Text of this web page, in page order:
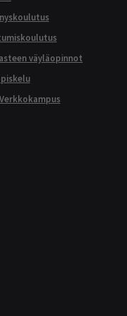
väyläopinnot
Verkkokampus